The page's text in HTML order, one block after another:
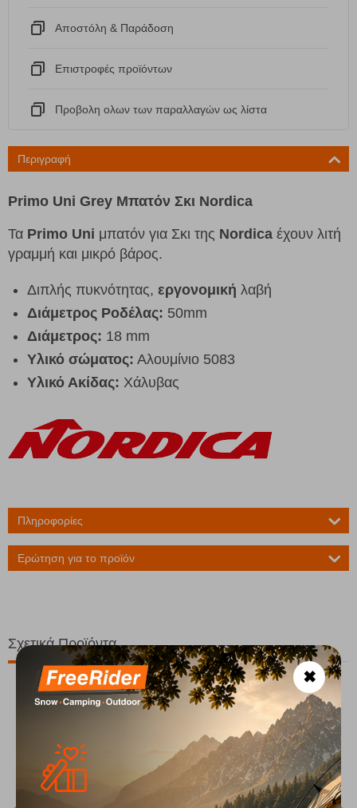
Αποστόλη & Παράδοση
Eπιστροφές προϊόντων
Προβολη ολων των παραλλαγών ως λίστα
Περιγραφή
Primo Uni Grey Μπατόν Σκι Nordica
Τα Primo Uni μπατόν για Σκι της Nordica έχουν λιτή
γραμμή και μικρό βάρος.
Διπλής πυκνότητας, εργονομική λαβή
Διάμετρος Ροδέλας: 50mm
Διάμετρος: 18 mm
Υλικό σώματος: Αλουμίνιο 5083
Υλικό Ακίδας: Χάλυβας
Πληροφορίες
Ερώτηση για το προϊόν
Σχετικά Προϊόντα
✖